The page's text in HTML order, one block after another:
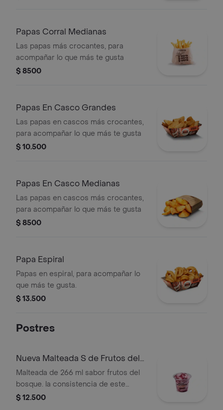
Papas Corral Medianas
Las papas más crocantes, para
acompañar lo que más te gusta
$ 8500
Papas En Casco Grandes
Las papas en cascos más crocantes,
para acompañar lo que más te gusta
$ 10.500
Papas En Casco Medianas
Las papas en cascos más crocantes,
para acompañar lo que más te gusta
$ 8500
Papa Espiral
Papas en espiral, para acompañar lo
que más te gusta.
$ 13.500
Postres
Nueva Malteada S de Frutos del
Bosque
Malteada de 266 ml sabor frutos del
bosque. la consistencia de este
producto puede variar debido al
$ 12.500